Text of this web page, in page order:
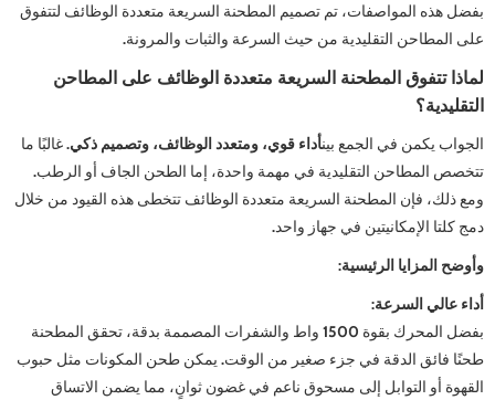
بفضل هذه المواصفات، تم تصميم المطحنة السريعة متعددة الوظائف لتتفوق
على المطاحن التقليدية من حيث السرعة والثبات والمرونة.
لماذا تتفوق المطحنة السريعة متعددة الوظائف على المطاحن
التقليدية؟
الجواب يكمن في الجمع بينأداء قوي، ومتعدد الوظائف، وتصميم ذكي. غالبًا ما
تتخصص المطاحن التقليدية في مهمة واحدة، إما الطحن الجاف أو الرطب.
ومع ذلك، فإن المطحنة السريعة متعددة الوظائف تتخطى هذه القيود من خلال
دمج كلتا الإمكانيتين في جهاز واحد.
وأوضح المزايا الرئيسية:
أداء عالي السرعة:
بفضل المحرك بقوة 1500 واط والشفرات المصممة بدقة، تحقق المطحنة
طحنًا فائق الدقة في جزء صغير من الوقت. يمكن طحن المكونات مثل حبوب
القهوة أو التوابل إلى مسحوق ناعم في غضون ثوانٍ، مما يضمن الاتساق